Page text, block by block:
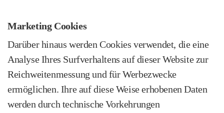
Marketing Cookies
Darüber hinaus werden Cookies verwendet, die eine
Analyse Ihres Surfverhaltens auf dieser Website zur
Reichweitenmessung und für Werbezwecke
ermöglichen. Ihre auf diese Weise erhobenen Daten
werden durch technische Vorkehrungen